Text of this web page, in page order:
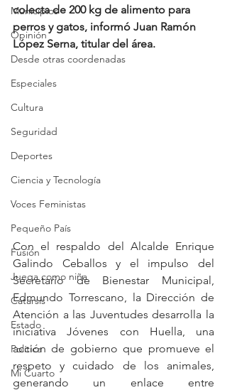
Municipios
Opinión
Desde otras coordenadas
Especiales
Cultura
Seguridad
Deportes
Ciencia y Tecnología
Voces Feministas
Pequeño País
Fusión
Juega como niña
Catarsis
Estado
Política
Mi Cuarto
colecta de 200 kg de alimento para
perros y gatos, informó Juan Ramón
López Serna, titular del área.
Con el respaldo del Alcalde Enrique
Galindo Ceballos y el impulso del
Secretario de Bienestar Municipal,
Edmundo Torrescano, la Dirección de
Atención a las Juventudes desarrolla la
iniciativa Jóvenes con Huella, una
acción de gobierno que promueve el
respeto y cuidado de los animales,
generando un enlace entre